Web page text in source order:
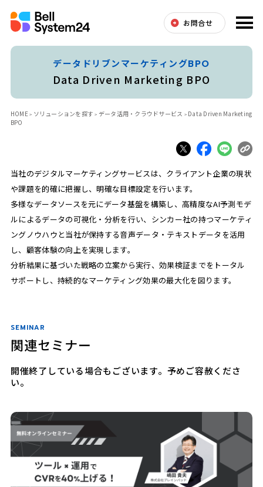
お問合せ
データドリブンマーケティングBPO
Data Driven Marketing BPO
HOME ソリューションを探す データ活用・クラウドサービス
Data Driven Marketing
BPO
当社のデジタルマーケティングサービスは、クライアント企業の現状
や課題を的確に把握し、明確な目標設定を行います。
多様なデータソースを元にデータ基盤を構築し、高精度なAI予測モデ
ルによるデータの可視化・分析を行い、シンカー社の持つマーケティ
ングノウハウと当社が保持する音声データ・テキストデータを活用
し、顧客体験の向上を実現します。
分析結果に基づいた戦略の立案から実行、効果検証までをトータル
サポートし、持続的なマーケティング効果の最大化を図ります。
SEMINAR
関連セミナー
開催終了している場合もございます。予めご容赦くださ
い。